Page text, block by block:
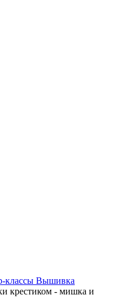
классы Вышивка
крестиком - мишка и